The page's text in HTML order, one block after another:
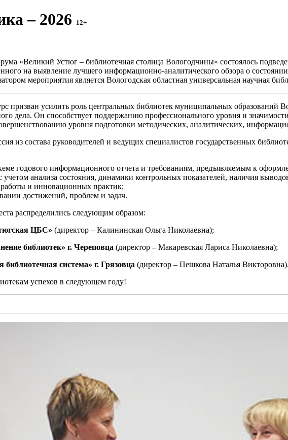
– 2026 12+
«Великий Устюг – библиотечная столица Вологодчины» состоялось
на выявление лучшего информационно-аналитического обзора о
мероприятия является Вологодская областная универсальная научная
призван усилить роль центральных библиотек муниципальных образований
дела. Он способствует поддержанию профессионального уровня и
уровня подготовки методических, аналитических,
из состава руководителей и ведущих специалистов государственных
годового информационного отчета и требованиям, предъявляемым к
учетом анализа состояния, динамики контрольных показателей, наличия
и инновационных практик;
достижений, проблем и задач.
распределились следующим образом:
ЦБС» (директор – Калининская Ольга Николаевна);
библиотек» г. Череповца (директор – Макаревская Лариса Николаевна);
система» г. Грязовца (директор – Пешкова Наталья
успехов в следующем году!